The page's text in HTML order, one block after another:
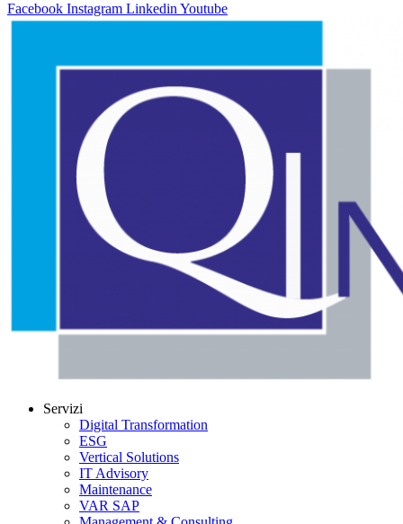
Facebook Instagram Linkedin Youtube
Servizi
Digital Transformation
ESG
Vertical Solutions
IT Advisory
Maintenance
VAR SAP